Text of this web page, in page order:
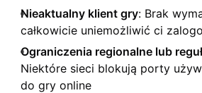
Nieaktualny klient gry: Brak
całkowicie uniemożliwić ci
Ograniczenia regionalne lub
Niektóre sieci blokują porty
do gry online